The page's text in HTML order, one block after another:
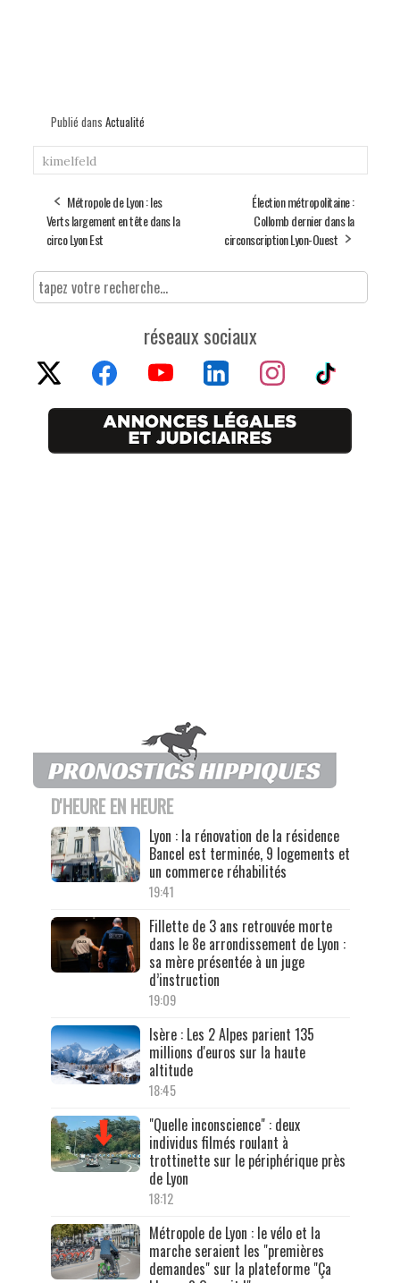
Publié dans Actualité
kimelfeld
Métropole de Lyon : les
Verts largement en tête dans la
circo Lyon Est
Élection métropolitaine :
Collomb dernier dans la
circonscription Lyon-Ouest
réseaux sociaux
D'HEURE EN HEURE
Lyon : la rénovation de la résidence
Bancel est terminée, 9 logements et
un commerce réhabilités
19:41
Fillette de 3 ans retrouvée morte
dans le 8e arrondissement de Lyon :
sa mère présentée à un juge
d’instruction
19:09
Isère : Les 2 Alpes parient 135
millions d'euros sur la haute
altitude
18:45
"Quelle inconscience" : deux
individus filmés roulant à
trottinette sur le périphérique près
de Lyon
18:12
Métropole de Lyon : le vélo et la
marche seraient les "premières
demandes" sur la plateforme "Ça